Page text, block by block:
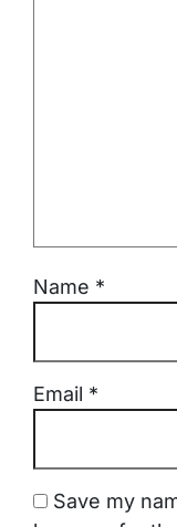
Name *
Email *
Save my